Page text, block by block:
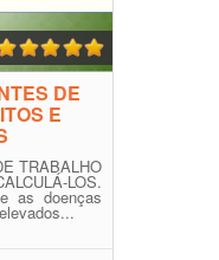
DE
E
TRABALHO
LOS.
as doenças